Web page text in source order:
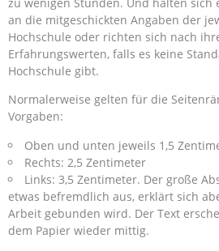
an die mitgeschickten Angaben der
Hochschule oder richten sich nach
Erfahrungswerten, falls es keine
Hochschule gibt.
Normalerweise gelten für die
Vorgaben:
Oben und unten jeweils 1,5
Rechts: 2,5 Zentimeter
Links: 3,5 Zentimeter. Der große
etwas befremdlich aus, erklärt sich
Arbeit gebunden wird. Der Text
dem Papier wieder mittig.